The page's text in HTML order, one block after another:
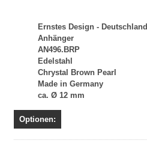
Ernstes Design - Deutschland
Anhänger
AN496.BRP
Edelstahl
Chrystal Brown Pearl
Made in Germany
ca. Ø 12 mm
Optionen: